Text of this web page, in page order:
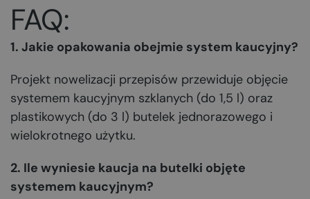
FAQ:
1. Jakie opakowania obejmie system kaucyjny?
Projekt nowelizacji przepisów przewiduje objęcie
systemem kaucyjnym szklanych (do 1,5 l) oraz
plastikowych (do 3 l) butelek jednorazowego i
wielokrotnego użytku.
2. Ile wyniesie kaucja na butelki objęte
systemem kaucyjnym?